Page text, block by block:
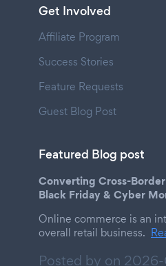
Get Involved
Affiliate Program
Success Stories
Feature Requests
Guest Blog Post
Featured Blog post
Converting Cross-
Black Friday & Cyber
Online commerce is an
overall retail business.
Posted by on